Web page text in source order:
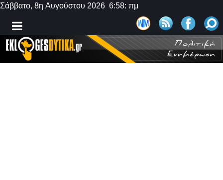
Σάββατο, 8η Αυγούστου 2026 6:58: πμ